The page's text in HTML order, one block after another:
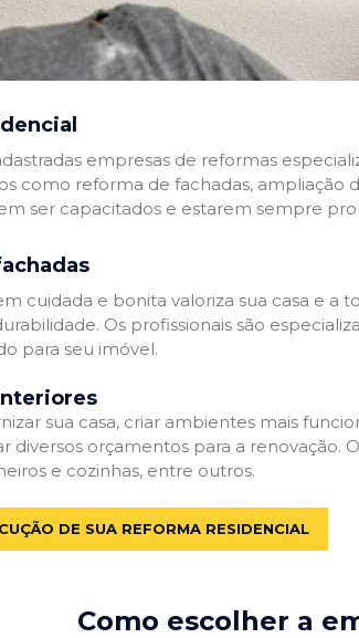
empresas de reformas
como reforma de fachadas, ampliação
ser capacitados e estarem sempre
cuidada e bonita valoriza sua casa e a
Os profissionais são
para seu imóvel.
sua casa, criar ambientes mais
diversos orçamentos para a renovação.
e cozinhas, entre outros.
DE SUA REFORMA RESIDENCIAL
Como escolher a